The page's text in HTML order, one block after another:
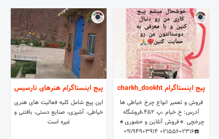
پیج اینستاگرام charkh_dookht
فروش و تعمیر انواع چرخ خیاطی ها
آدرس: خ خیام ،پ 452،فروشگاه
چرخچی 🔹️فروش آنلاین و حضوری🔸️
☎️02155602316 09194903914
پیج اینستاگرام هنرهای نارسیس
این پیج شامل کلیه فعالیت های هنری
خیاطی، آشپزی، صنایع دستی، بافتنی و
غیره است